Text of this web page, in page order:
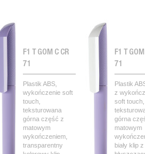
F1 T GOM C CR
71
Plastik ABS,
wykończenie soft
touch,
teksturowana
górna część z
matowym
wykończeniem,
transparentny
F1 T
71
Plastik
z
soft touch,
górna
matowym
biały klip z